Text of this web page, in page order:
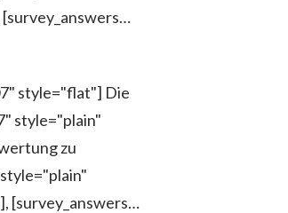
style="flat"] Die
style="plain"
zu
[survey_answers…